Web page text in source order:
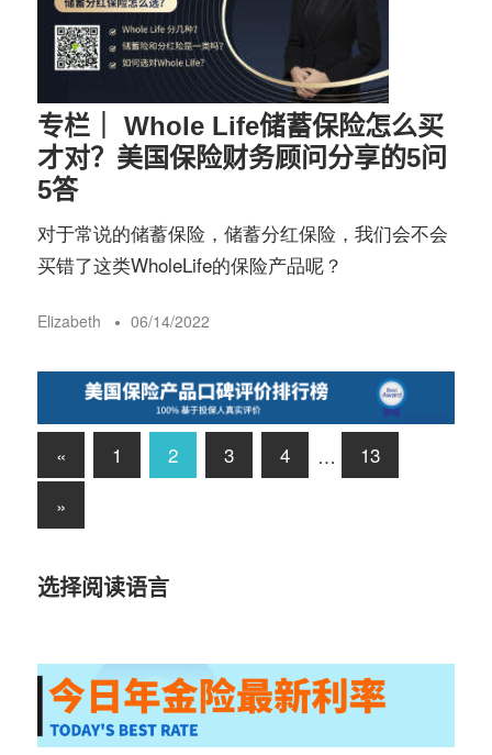
专栏｜ Whole Life储蓄保险怎么买
才对？美国保险财务顾问分享的5问
5答
对于常说的储蓄保险，储蓄分红保险，我们会不会
买错了这类WholeLife的保险产品呢？
Elizabeth 06/14/2022
文
章
航
« Previous
Posts
1 2 3 4 …
13
Next
Posts
»
选择阅读语言